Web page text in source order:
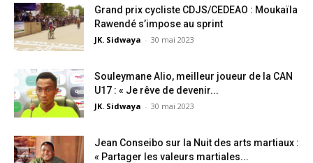
Grand prix cycliste CDJS/CEDEAO : Moukaïla
Rawendé s’impose au sprint
JK. Sidwaya - 30 mai 2023
Souleymane Alio, meilleur joueur de la CAN
U17 : « Je rêve de devenir...
JK. Sidwaya - 30 mai 2023
Jean Conseibo sur la Nuit des arts martiaux :
« Partager les valeurs martiales...